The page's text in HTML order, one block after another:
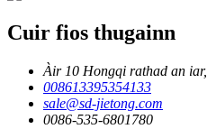
Cuir fios thugainn
Àir 10 Hongqi rathad an
008613395354133
sale@sd-jietong.com
0086-535-6801780